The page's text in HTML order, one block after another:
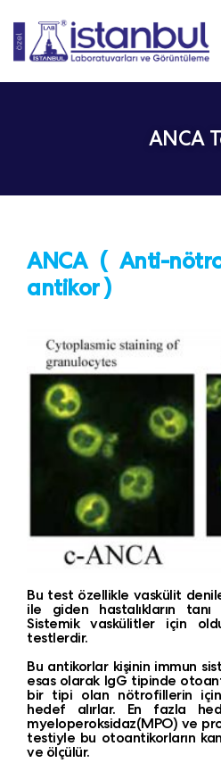
ANCA
ANCA ( Anti-
antikor )
Bu test özellikle vaskülit
ile giden hastalıkların tanı
Sistemik vaskülitler için
testlerdir.
Bu antikorlar kişinin immun
esas olarak IgG tipinde
bir tipi olan nötrofillerin
hedef alırlar. En fazla
myeloperoksidaz(MPO) ve
testiyle bu otoantikorların
ve ölçülür.